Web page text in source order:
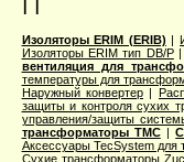
Изоляторы ERIM (ERIB) |
Изоляторы ERIM тип DB/P
вентиляция для
температуры для
Наружный конвертер |
защиты и контроля сухих
управления/защиты
трансформаторы TMC|
Аксессуары TecSystem для
Сухие трансформаторы